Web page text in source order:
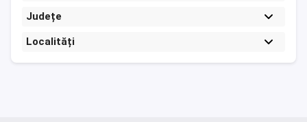
Județe
Localități